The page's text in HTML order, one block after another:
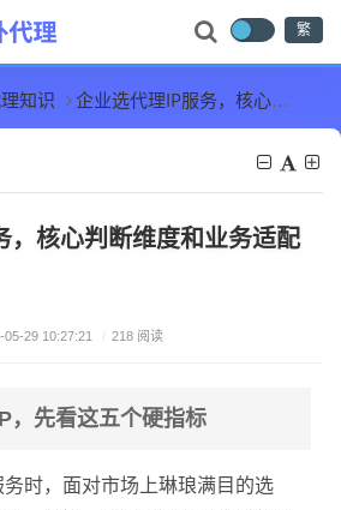
繁
知识 企业选代理IP服务，核心判断维度和业务适配要点是什么
，核心判断维度和业务适配
05-29 10:27:21 / 218 阅读
，先看这五个硬指标
时，面对市场上琳琅满目的选